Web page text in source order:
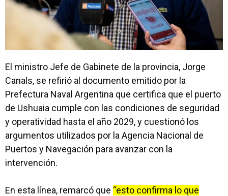
El ministro Jefe de Gabinete de la provincia, Jorge
Canals, se refirió al documento emitido por la
Prefectura Naval Argentina que certifica que el puerto
de Ushuaia cumple con las condiciones de seguridad
y operatividad hasta el año 2029, y cuestionó los
argumentos utilizados por la Agencia Nacional de
Puertos y Navegación para avanzar con la
intervención.
En esta línea, remarcó que “esto confirma lo que